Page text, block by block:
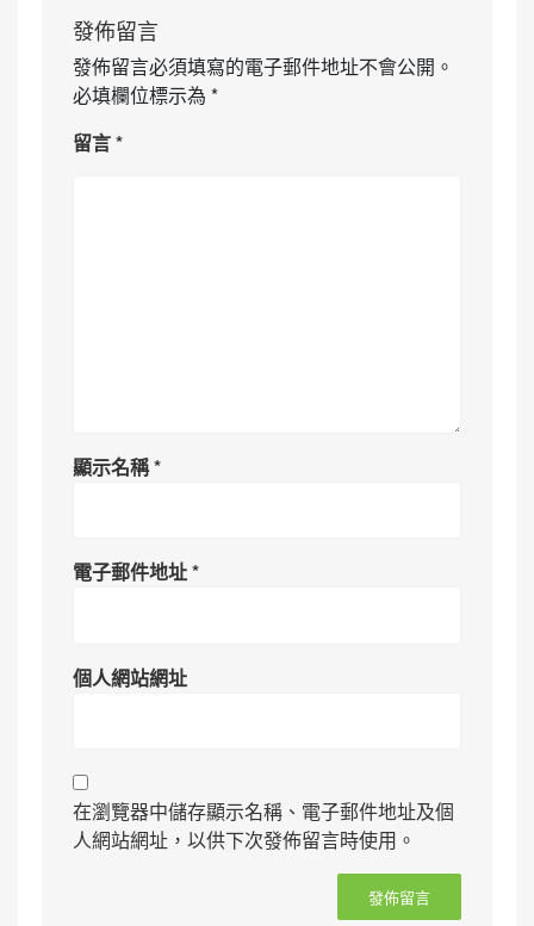
發佈留言
發佈留言必須填寫的電子郵件地址不會公開。
必填欄位標示為 *
留言*
顯示名稱*
電子郵件地址*
個人網站網址
在瀏覽器中儲存顯示名稱、電子郵件地址及個
人網站網址，以供下次發佈留言時使用。